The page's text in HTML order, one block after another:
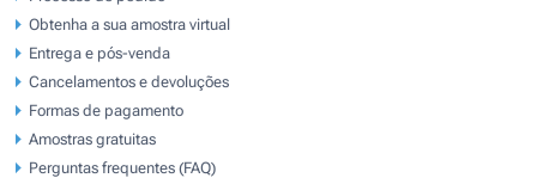
Obtenha a sua amostra virtual
Entrega e pós-venda
Cancelamentos e devoluções
Formas de pagamento
Amostras gratuitas
Perguntas frequentes (FAQ)